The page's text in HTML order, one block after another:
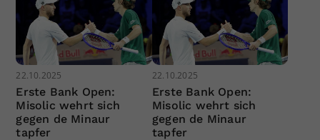
22.10.2025
Erste Bank Open:
Misolic wehrt sich
gegen de Minaur
tapfer
22.10.2025
Erste Bank Open:
Misolic wehrt sich
gegen de Minaur
tapfer